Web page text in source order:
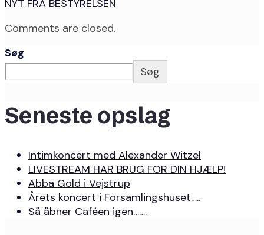
NYT FRA BESTYRELSEN
Comments are closed.
Søg
Søg
Seneste opslag
Intimkoncert med Alexander Witzel
LIVESTREAM HAR BRUG FOR DIN HJÆLP!
Abba Gold i Vejstrup
Årets koncert i Forsamlingshuset…..
Så åbner Caféen igen…….